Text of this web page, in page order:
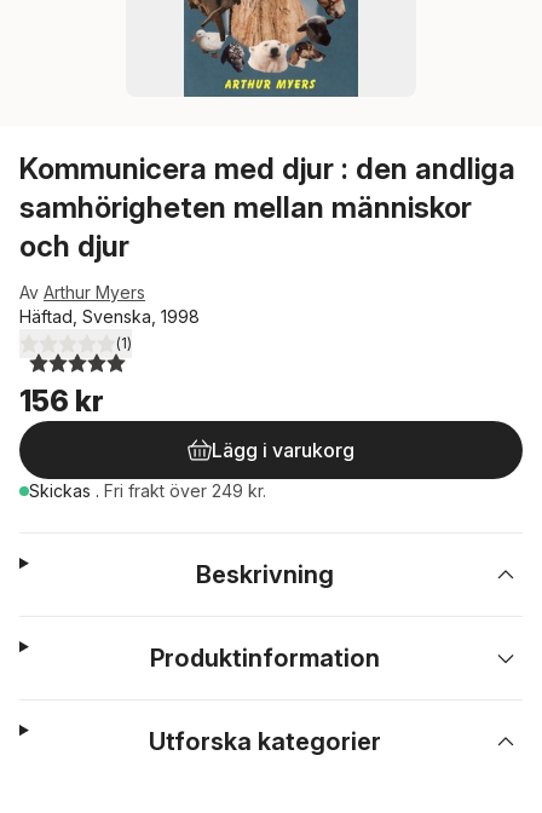
Kommunicera med djur : den andliga
samhörigheten mellan människor
och djur
Av Arthur Myers
Häftad, Svenska, 1998
5,0utav 5 stjärnor. Totalt antal röster:
(1)
156 kr
Lägg i varukorg
Skickas . Fri frakt över 249 kr.
Beskrivning
Produktinformation
Utforska kategorier